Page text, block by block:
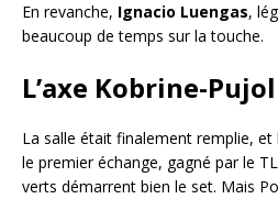
En revanche, Ignacio Luengas,
beaucoup de temps sur la touche.
L’axe Kobrine-Pujol
La salle était finalement remplie, et
le premier échange, gagné par le
verts démarrent bien le set. Mais